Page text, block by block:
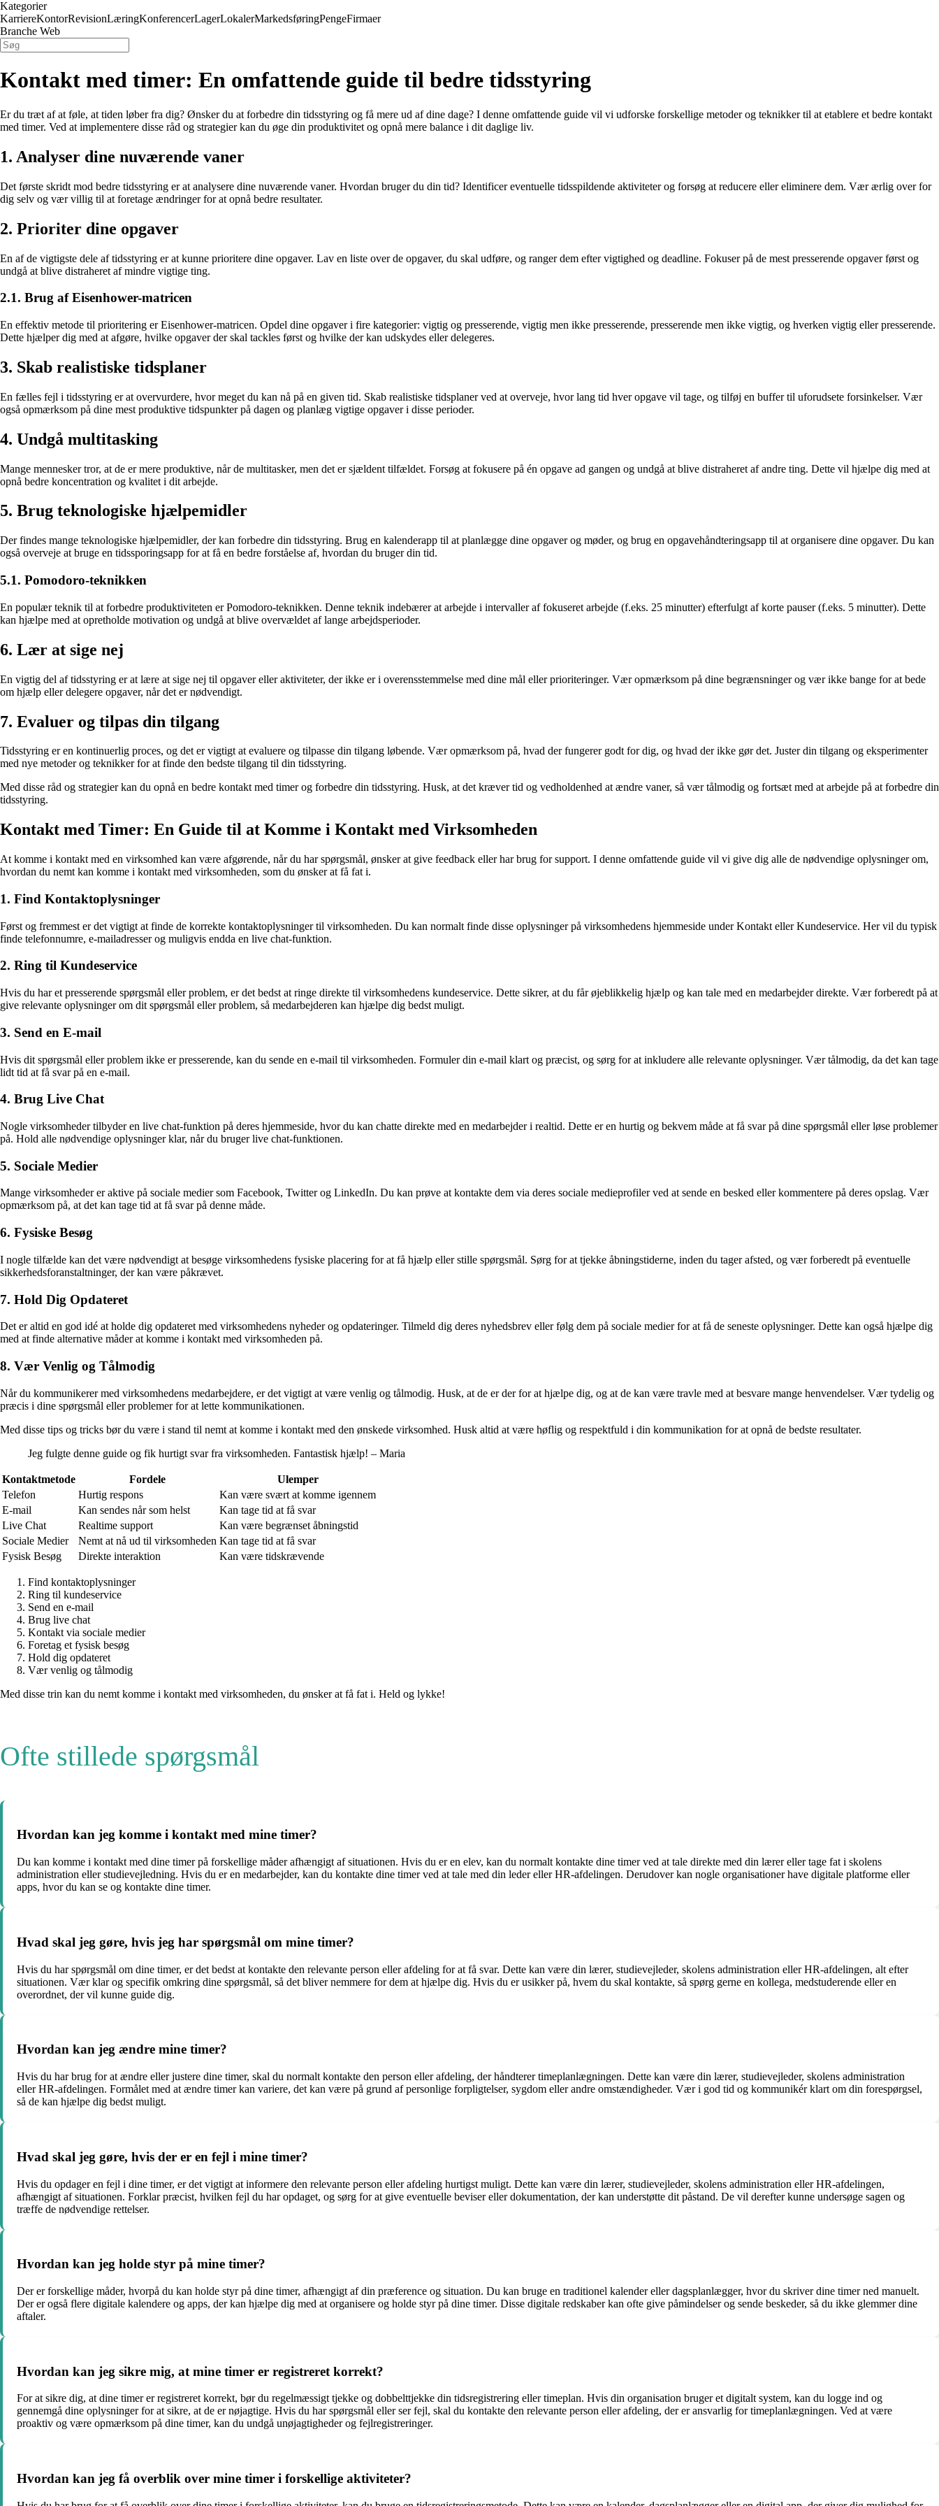
Kategorier
KarriereKontorRevisionLæringKonferencerLagerLokalerMarkedsføringPengeFirmaer
Branche Web
Kontakt med timer: En omfattende guide til bedre tidsstyring
Er du træt af at føle, at tiden løber fra dig? Ønsker du at forbedre din tidsstyring og få mere ud af dine dage? I denne omfattende guide vil vi udforske forskellige metoder og teknikker til at etablere et bedre kontakt
med timer. Ved at implementere disse råd og strategier kan du øge din produktivitet og opnå mere balance i dit daglige liv.
1. Analyser dine nuværende vaner
Det første skridt mod bedre tidsstyring er at analysere dine nuværende vaner. Hvordan bruger du din tid? Identificer eventuelle tidsspildende aktiviteter og forsøg at reducere eller eliminere dem. Vær ærlig over for
dig selv og vær villig til at foretage ændringer for at opnå bedre resultater.
2. Prioriter dine opgaver
En af de vigtigste dele af tidsstyring er at kunne prioritere dine opgaver. Lav en liste over de opgaver, du skal udføre, og ranger dem efter vigtighed og deadline. Fokuser på de mest presserende opgaver først og
undgå at blive distraheret af mindre vigtige ting.
2.1. Brug af Eisenhower-matricen
En effektiv metode til prioritering er Eisenhower-matricen. Opdel dine opgaver i fire kategorier: vigtig og presserende, vigtig men ikke presserende, presserende men ikke vigtig, og hverken vigtig eller presserende.
Dette hjælper dig med at afgøre, hvilke opgaver der skal tackles først og hvilke der kan udskydes eller delegeres.
3. Skab realistiske tidsplaner
En fælles fejl i tidsstyring er at overvurdere, hvor meget du kan nå på en given tid. Skab realistiske tidsplaner ved at overveje, hvor lang tid hver opgave vil tage, og tilføj en buffer til uforudsete forsinkelser. Vær
også opmærksom på dine mest produktive tidspunkter på dagen og planlæg vigtige opgaver i disse perioder.
4. Undgå multitasking
Mange mennesker tror, at de er mere produktive, når de multitasker, men det er sjældent tilfældet. Forsøg at fokusere på én opgave ad gangen og undgå at blive distraheret af andre ting. Dette vil hjælpe dig med at
opnå bedre koncentration og kvalitet i dit arbejde.
5. Brug teknologiske hjælpemidler
Der findes mange teknologiske hjælpemidler, der kan forbedre din tidsstyring. Brug en kalenderapp til at planlægge dine opgaver og møder, og brug en opgavehåndteringsapp til at organisere dine opgaver. Du kan
også overveje at bruge en tidssporingsapp for at få en bedre forståelse af, hvordan du bruger din tid.
5.1. Pomodoro-teknikken
En populær teknik til at forbedre produktiviteten er Pomodoro-teknikken. Denne teknik indebærer at arbejde i intervaller af fokuseret arbejde (f.eks. 25 minutter) efterfulgt af korte pauser (f.eks. 5 minutter). Dette
kan hjælpe med at opretholde motivation og undgå at blive overvældet af lange arbejdsperioder.
6. Lær at sige nej
En vigtig del af tidsstyring er at lære at sige nej til opgaver eller aktiviteter, der ikke er i overensstemmelse med dine mål eller prioriteringer. Vær opmærksom på dine begrænsninger og vær ikke bange for at bede
om hjælp eller delegere opgaver, når det er nødvendigt.
7. Evaluer og tilpas din tilgang
Tidsstyring er en kontinuerlig proces, og det er vigtigt at evaluere og tilpasse din tilgang løbende. Vær opmærksom på, hvad der fungerer godt for dig, og hvad der ikke gør det. Juster din tilgang og eksperimenter
med nye metoder og teknikker for at finde den bedste tilgang til din tidsstyring.
Med disse råd og strategier kan du opnå en bedre kontakt med timer og forbedre din tidsstyring. Husk, at det kræver tid og vedholdenhed at ændre vaner, så vær tålmodig og fortsæt med at arbejde på at forbedre din
tidsstyring.
Kontakt med Timer: En Guide til at Komme i Kontakt med Virksomheden
At komme i kontakt med en virksomhed kan være afgørende, når du har spørgsmål, ønsker at give feedback eller har brug for support. I denne omfattende guide vil vi give dig alle de nødvendige oplysninger om,
hvordan du nemt kan komme i kontakt med virksomheden, som du ønsker at få fat i.
1. Find Kontaktoplysninger
Først og fremmest er det vigtigt at finde de korrekte kontaktoplysninger til virksomheden. Du kan normalt finde disse oplysninger på virksomhedens hjemmeside under Kontakt eller Kundeservice. Her vil du typisk
finde telefonnumre, e-mailadresser og muligvis endda en live chat-funktion.
2. Ring til Kundeservice
Hvis du har et presserende spørgsmål eller problem, er det bedst at ringe direkte til virksomhedens kundeservice. Dette sikrer, at du får øjeblikkelig hjælp og kan tale med en medarbejder direkte. Vær forberedt på at
give relevante oplysninger om dit spørgsmål eller problem, så medarbejderen kan hjælpe dig bedst muligt.
3. Send en E-mail
Hvis dit spørgsmål eller problem ikke er presserende, kan du sende en e-mail til virksomheden. Formuler din e-mail klart og præcist, og sørg for at inkludere alle relevante oplysninger. Vær tålmodig, da det kan tage
lidt tid at få svar på en e-mail.
4. Brug Live Chat
Nogle virksomheder tilbyder en live chat-funktion på deres hjemmeside, hvor du kan chatte direkte med en medarbejder i realtid. Dette er en hurtig og bekvem måde at få svar på dine spørgsmål eller løse problemer
på. Hold alle nødvendige oplysninger klar, når du bruger live chat-funktionen.
5. Sociale Medier
Mange virksomheder er aktive på sociale medier som Facebook, Twitter og LinkedIn. Du kan prøve at kontakte dem via deres sociale medieprofiler ved at sende en besked eller kommentere på deres opslag. Vær
opmærksom på, at det kan tage tid at få svar på denne måde.
6. Fysiske Besøg
I nogle tilfælde kan det være nødvendigt at besøge virksomhedens fysiske placering for at få hjælp eller stille spørgsmål. Sørg for at tjekke åbningstiderne, inden du tager afsted, og vær forberedt på eventuelle
sikkerhedsforanstaltninger, der kan være påkrævet.
7. Hold Dig Opdateret
Det er altid en god idé at holde dig opdateret med virksomhedens nyheder og opdateringer. Tilmeld dig deres nyhedsbrev eller følg dem på sociale medier for at få de seneste oplysninger. Dette kan også hjælpe dig
med at finde alternative måder at komme i kontakt med virksomheden på.
8. Vær Venlig og Tålmodig
Når du kommunikerer med virksomhedens medarbejdere, er det vigtigt at være venlig og tålmodig. Husk, at de er der for at hjælpe dig, og at de kan være travle med at besvare mange henvendelser. Vær tydelig og
præcis i dine spørgsmål eller problemer for at lette kommunikationen.
Med disse tips og tricks bør du være i stand til nemt at komme i kontakt med den ønskede virksomhed. Husk altid at være høflig og respektfuld i din kommunikation for at opnå de bedste resultater.
Jeg fulgte denne guide og fik hurtigt svar fra virksomheden. Fantastisk hjælp! – Maria
Kontaktmetode Fordele
Ulemper
Telefon
Hurtig respons
Kan være svært at komme igennem
E-mail
Kan sendes når som helst
Kan tage tid at få svar
Live Chat
Realtime support
Kan være begrænset åbningstid
Sociale Medier
Nemt at nå ud til virksomheden Kan tage tid at få svar
Fysisk Besøg
Direkte interaktion Kan være tidskrævende
Find kontaktoplysninger
Ring til kundeservice
Send en e-mail
Brug live chat
Kontakt via sociale medier
Foretag et fysisk besøg
Hold dig opdateret
Vær venlig og tålmodig
Med disse trin kan du nemt komme i kontakt med virksomheden, du ønsker at få fat i. Held og lykke!
Ofte stillede spørgsmål
Hvordan kan jeg komme i kontakt med mine timer?
Du kan komme i kontakt med dine timer på forskellige måder afhængigt af situationen. Hvis du er en elev, kan du normalt kontakte dine timer ved at tale direkte med din lærer eller tage fat i skolens
administration eller studievejledning. Hvis du er en medarbejder, kan du kontakte dine timer ved at tale med din leder eller HR-afdelingen. Derudover kan nogle organisationer have digitale platforme eller
apps, hvor du kan se og kontakte dine timer.
Hvad skal jeg gøre, hvis jeg har spørgsmål om mine timer?
Hvis du har spørgsmål om dine timer, er det bedst at kontakte den relevante person eller afdeling for at få svar. Dette kan være din lærer, studievejleder, skolens administration eller HR-afdelingen, alt efter
situationen. Vær klar og specifik omkring dine spørgsmål, så det bliver nemmere for dem at hjælpe dig. Hvis du er usikker på, hvem du skal kontakte, så spørg gerne en kollega, medstuderende eller en
overordnet, der vil kunne guide dig.
Hvordan kan jeg ændre mine timer?
Hvis du har brug for at ændre eller justere dine timer, skal du normalt kontakte den person eller afdeling, der håndterer timeplanlægningen. Dette kan være din lærer, studievejleder, skolens administration
eller HR-afdelingen. Formålet med at ændre timer kan variere, det kan være på grund af personlige forpligtelser, sygdom eller andre omstændigheder. Vær i god tid og kommunikér klart om din forespørgsel,
så de kan hjælpe dig bedst muligt.
Hvad skal jeg gøre, hvis der er en fejl i mine timer?
Hvis du opdager en fejl i dine timer, er det vigtigt at informere den relevante person eller afdeling hurtigst muligt. Dette kan være din lærer, studievejleder, skolens administration eller HR-afdelingen,
afhængigt af situationen. Forklar præcist, hvilken fejl du har opdaget, og sørg for at give eventuelle beviser eller dokumentation, der kan understøtte dit påstand. De vil derefter kunne undersøge sagen og
træffe de nødvendige rettelser.
Hvordan kan jeg holde styr på mine timer?
Der er forskellige måder, hvorpå du kan holde styr på dine timer, afhængigt af din præference og situation. Du kan bruge en traditionel kalender eller dagsplanlægger, hvor du skriver dine timer ned manuelt.
Der er også flere digitale kalendere og apps, der kan hjælpe dig med at organisere og holde styr på dine timer. Disse digitale redskaber kan ofte give påmindelser og sende beskeder, så du ikke glemmer dine
aftaler.
Hvordan kan jeg sikre mig, at mine timer er registreret korrekt?
For at sikre dig, at dine timer er registreret korrekt, bør du regelmæssigt tjekke og dobbelttjekke din tidsregistrering eller timeplan. Hvis din organisation bruger et digitalt system, kan du logge ind og
gennemgå dine oplysninger for at sikre, at de er nøjagtige. Hvis du har spørgsmål eller ser fejl, skal du kontakte den relevante person eller afdeling, der er ansvarlig for timeplanlægningen. Ved at være
proaktiv og være opmærksom på dine timer, kan du undgå unøjagtigheder og fejlregistreringer.
Hvordan kan jeg få overblik over mine timer i forskellige aktiviteter?